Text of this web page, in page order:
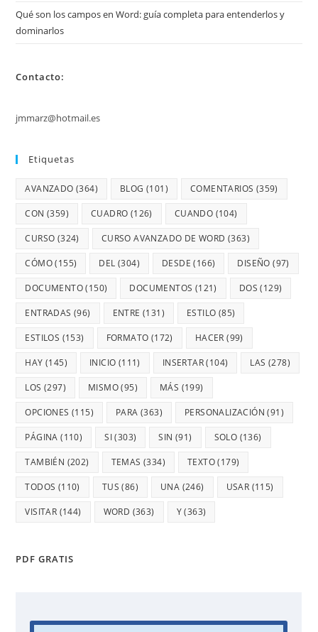
Qué son los campos en Word: guía completa para entenderlos y
dominarlos
Contacto:
jmmarz@hotmail.es
Etiquetas
AVANZADO (364) BLOG (101) COMENTARIOS (359)
CON (359) CUADRO (126) CUANDO (104)
CURSO (324) CURSO AVANZADO DE WORD (363)
CÓMO(155) DEL (304) DESDE (166) DISEÑO (97)
DOCUMENTO(150) DOCUMENTOS (121) DOS (129)
ENTRADAS (96) ENTRE (131) ESTILO (85)
ESTILOS (153) FORMATO (172) HACER (99)
HAY (145) INICIO (111) INSERTAR(104) LAS (278)
LOS (297) MISMO(95) MÁS (199)
OPCIONES (115) PARA (363) PERSONALIZACIÓN (91)
PÁGINA (110) SI(303) SIN (91) SOLO (136)
TAMBIÉN (202) TEMAS (334) TEXTO(179)
TODOS (110) TUS (86) UNA (246) USAR (115)
VISITAR (144) WORD (363) Y(363)
PDF GRATIS